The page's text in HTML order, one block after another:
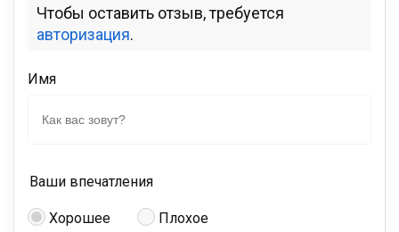
Чтобы оставить отзыв, требуется
авторизация.
Имя
Ваши впечатления
Хорошее Плохое